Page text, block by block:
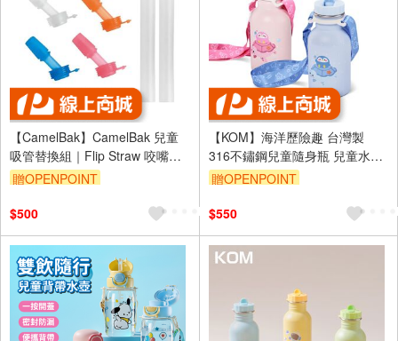
【CamelBak】CamelBak 兒童
吸管替換組｜Flip Straw 咬嘴吸
管｜K.T.Tactical鎧德
贈OPENPOINT
$500
【KOM】海洋歷險趣 台灣製
316不鏽鋼兒童隨身瓶 兒童水壺
350ml(附吸管 背帶)
贈OPENPOINT
$550